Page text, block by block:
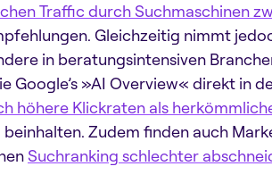
Traffic durch Suchmaschinen
Gleichzeitig nimmt
in beratungsintensiven
Google’s »AI Overview« direkt in
höhere Klickraten als
Zudem finden auch
Suchranking schlechter